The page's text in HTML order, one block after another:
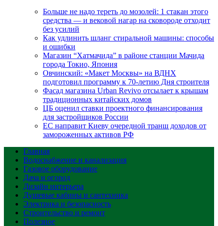
Больше не надо тереть до мозолей: 1 стакан этого
средства — и вековой нагар на сковороде отходит
без усилий
Как удлинить шланг стиральной машины: способы
и ошибки
Магазин “Хатмачида” в районе станции Мачида
города Токио, Япония
Овчинский: «Макет Москвы» на ВДНХ
подготовил программу к 70-летию Дня строителя
Фасад магазина Urban Revivo отсылает к крышам
традиционных китайских домов
ЦБ оценил ставки проектного финансирования
для застройщиков России
ЕС направит Киеву очередной транш доходов от
замороженных активов РФ
Главная
Водоснабжение и канализация
Газовое оборудование
Дача и огород
Дизайн интерьера
Душевые кабины и сантехника
Электрика и безопасность
Строительство и ремонт
Полезное